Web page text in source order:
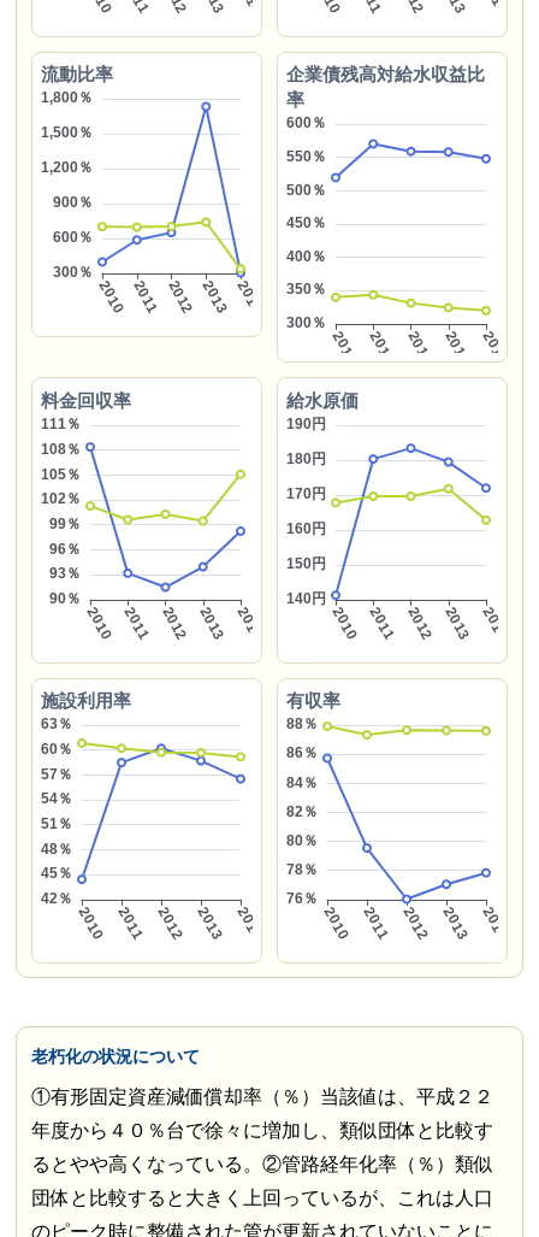
流動比率
企業債残高対給水収益比
率
料金回収率 給水原価
施設利用率 有収率
老朽化の状況について
①有形固定資産減価償却率（％）当該値は、平成２２
年度から４０％台で徐々に増加し、類似団体と比較す
るとやや高くなっている。②管路経年化率（％）類似
団体と比較すると大きく上回っているが、これは人口
のピーク時に整備された管が更新されていないことに